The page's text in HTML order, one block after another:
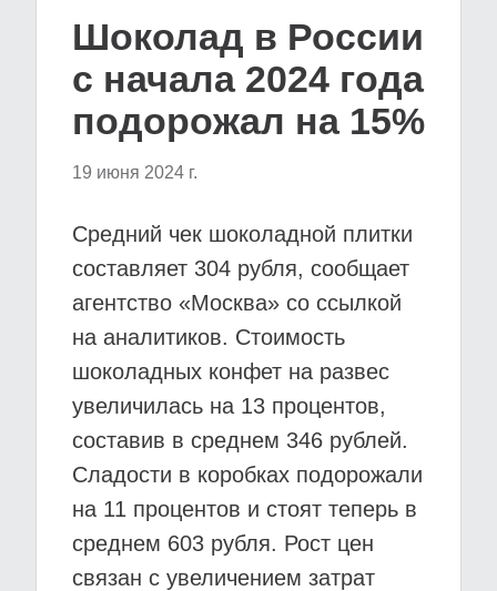
Шоколад в России
с начала 2024 года
подорожал на 15%
19 июня 2024 г.
Средний чек шоколадной плитки
составляет 304 рубля, сообщает
агентство «Москва» со ссылкой
на аналитиков. Стоимость
шоколадных конфет на развес
увеличилась на 13 процентов,
составив в среднем 346 рублей.
Сладости в коробках подорожали
на 11 процентов и стоят теперь в
среднем 603 рубля. Рост цен
связан с увеличением затрат